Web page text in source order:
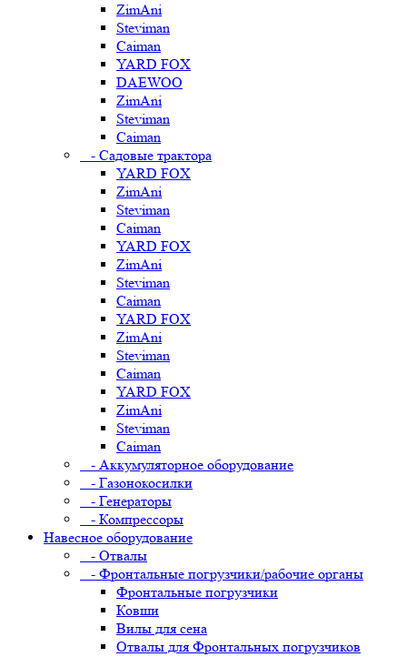
ZimAni
Steviman
Caiman
YARD FOX
DAEWOO
ZimAni
Steviman
Caiman
- Садовые трактора
YARD FOX
ZimAni
Steviman
Caiman
YARD FOX
ZimAni
Steviman
Caiman
YARD FOX
ZimAni
Steviman
Caiman
YARD FOX
ZimAni
Steviman
Caiman
- Аккумуляторное оборудование
- Газонокосилки
- Генераторы
- Компрессоры
Навесное оборудование
- Отвалы
- Фронтальные погрузчики/рабочие органы
Фронтальные погрузчики
Ковши
Вилы для сена
Отвалы для Фронтальных погрузчиков